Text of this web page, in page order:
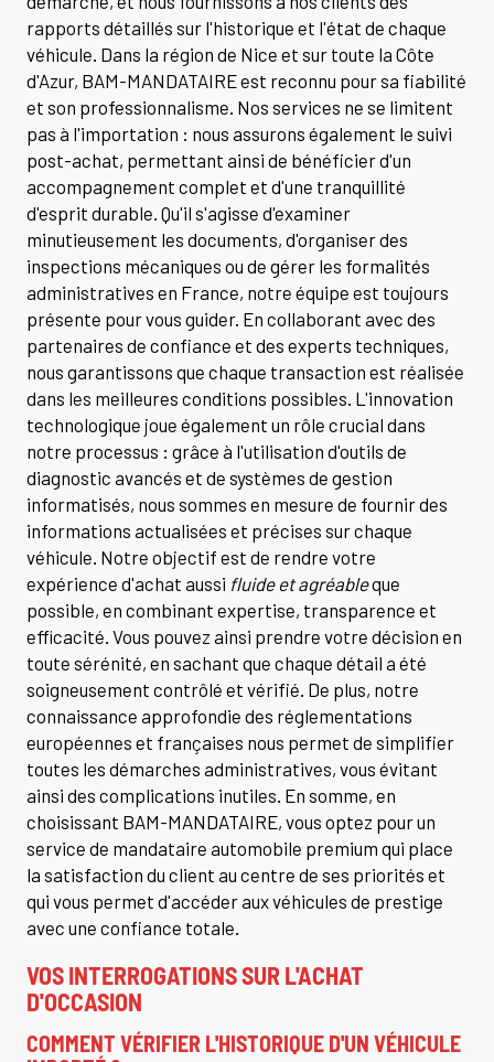
rapports détaillés sur l'historique et l'état de chaque
véhicule. Dans la région de Nice et sur toute la Côte
d'Azur, BAM-MANDATAIRE est reconnu pour sa fiabilité
et son professionnalisme. Nos services ne se limitent
pas à l'importation : nous assurons également le suivi
post-achat, permettant ainsi de bénéficier d'un
accompagnement complet et d'une tranquillité
d'esprit durable. Qu'il s'agisse d'examiner
minutieusement les documents, d'organiser des
inspections mécaniques ou de gérer les formalités
administratives en France, notre équipe est toujours
présente pour vous guider. En collaborant avec des
partenaires de confiance et des experts techniques,
nous garantissons que chaque transaction est réalisée
dans les meilleures conditions possibles. L'innovation
technologique joue également un rôle crucial dans
notre processus : grâce à l'utilisation d'outils de
diagnostic avancés et de systèmes de gestion
informatisés, nous sommes en mesure de fournir des
informations actualisées et précises sur chaque
véhicule. Notre objectif est de rendre votre
expérience d'achat aussi fluide et agréableque
possible, en combinant expertise, transparence et
efficacité. Vous pouvez ainsi prendre votre décision en
toute sérénité, en sachant que chaque détail a été
soigneusement contrôlé et vérifié. De plus, notre
connaissance approfondie des réglementations
européennes et françaises nous permet de simplifier
toutes les démarches administratives, vous évitant
ainsi des complications inutiles. En somme, en
choisissant BAM-MANDATAIRE, vous optez pour un
service de mandataire automobile premium qui place
la satisfaction du client au centre de ses priorités et
qui vous permet d'accéder aux véhicules de prestige
avec une confiance totale.
VOS INTERROGATIONS SUR L'ACHAT
D'OCCASION
COMMENT VÉRIFIER L'HISTORIQUE D'UN VÉHICULE